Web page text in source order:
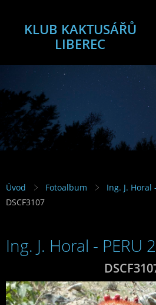
KLUB KAKTUSÁŘŮ
LIBEREC
Úvod Fotoalbum
Ing. J. Horal
DSCF3107
Ing. J. Horal - PERU